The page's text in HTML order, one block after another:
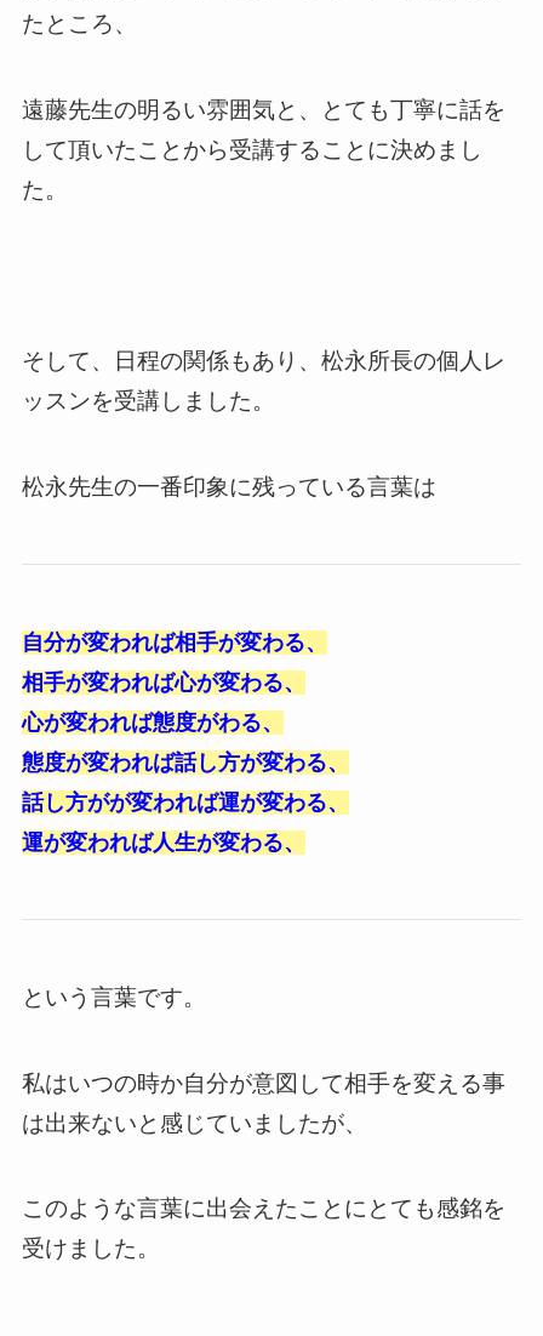
たところ、
遠藤先生の明るい雰囲気と、とても丁寧に話を
して頂いたことから受講することに決めまし
た。
そして、日程の関係もあり、松永所長の個人レ
ッスンを受講しました。
松永先生の一番印象に残っている言葉は
自分が変われば相手が変わる、
相手が変われば心が変わる、
心が変われば態度がわる、
態度が変われば話し方が変わる、
話し方がが変われば運が変わる、
運が変われば人生が変わる、
という言葉です。
私はいつの時か自分が意図して相手を変える事
は出来ないと感じていましたが、
このような言葉に出会えたことにとても感銘を
受けました。